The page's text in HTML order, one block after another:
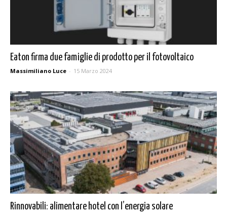
Eaton firma due famiglie di prodotto per il fotovoltaico
Massimiliano Luce - 15 Marzo 2024
Rinnovabili: alimentare hotel con l’energia solare